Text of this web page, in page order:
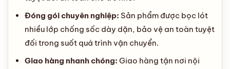
Đóng gói chuyên nghiệp: Sản phẩm được bọc lót
nhiều lớp chống sốc dày dặn, bảo vệ an toàn tuyệt
đối trong suốt quá trình vận chuyển.
Giao hàng nhanh chóng: Giao hàng tận nơi nội